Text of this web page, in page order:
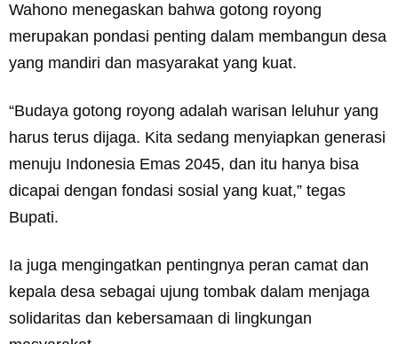
Wahono menegaskan bahwa gotong royong
merupakan pondasi penting dalam membangun desa
yang mandiri dan masyarakat yang kuat.
“Budaya gotong royong adalah warisan leluhur yang
harus terus dijaga. Kita sedang menyiapkan generasi
menuju Indonesia Emas 2045, dan itu hanya bisa
dicapai dengan fondasi sosial yang kuat,” tegas
Bupati.
Ia juga mengingatkan pentingnya peran camat dan
kepala desa sebagai ujung tombak dalam menjaga
solidaritas dan kebersamaan di lingkungan